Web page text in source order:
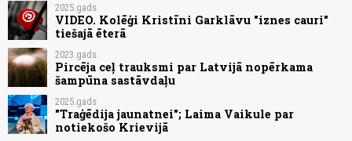
2025.gads
VIDEO. Kolēģi Kristīni Garklāvu "iznes cauri"
tiešajā ēterā
2023.gads
Pircēja ceļ trauksmi par Latvijā nopērkama
šampūna sastāvdaļu
2025.gads
"Traģēdija jaunatnei"; Laima Vaikule par
notiekošo Krievijā